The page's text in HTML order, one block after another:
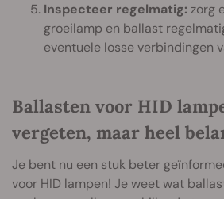
Inspecteer regelmatig: zorg
groeilamp en ballast
eventuele losse verbindingen
Ballasten voor HID
vergeten, maar heel
Je bent nu een stuk beter
voor HID lampen! Je weet wat